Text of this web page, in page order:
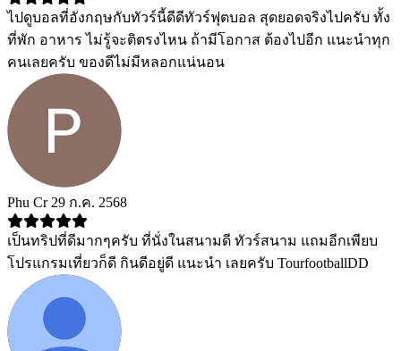
ไปดูบอลที่อังกฤษกับทัวร์นี้ดีดีทัวร์ฟุตบอล สุดยอดจริงไปครับ ทั้ง
ที่พัก อาหาร ไม่รู้จะติตรงไหน ถ้ามีโอกาส ต้องไปอีก แนะนำทุก
คนเลยครับ ของดีไม่มีหลอกแน่นอน
Phu Cr 29 ก.ค. 2568
เป็นทริปที่ดีมากๆครับ ที่นั่งในสนามดี ทัวร์สนาม แถมอีกเพียบ
โปรแกรมเที่ยวก็ดี กินดีอยู่ดี แนะนำ เลยครับ TourfootballDD